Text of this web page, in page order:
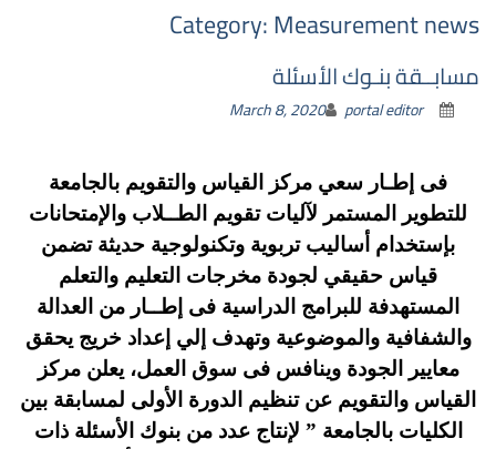
Category:Measurement news
مسابــقة بنـوك الأسئلة
March 8, 2020 portal editor
فى إطـار سعي مركز القياس والتقويم بالجامعة
للتطوير المستمر لآليات تقويم الطــلاب والإمتحانات
بإستخدام أساليب تربوية وتكنولوجية حديثة تضمن
قياس حقيقي لجودة مخرجات التعليم والتعلم
المستهدفة للبرامج الدراسية فى إطــار من العدالة
والشفافية والموضوعية وتهدف إلي إعداد خريج يحقق
معايير الجودة وينافس فى سوق العمل، يعلن مركز
القياس والتقويم عن تنظيم الدورة الأولى لمسابقة بين
الكليات بالجامعة ” لإنتاج عدد من بنوك الأسئلة ذات